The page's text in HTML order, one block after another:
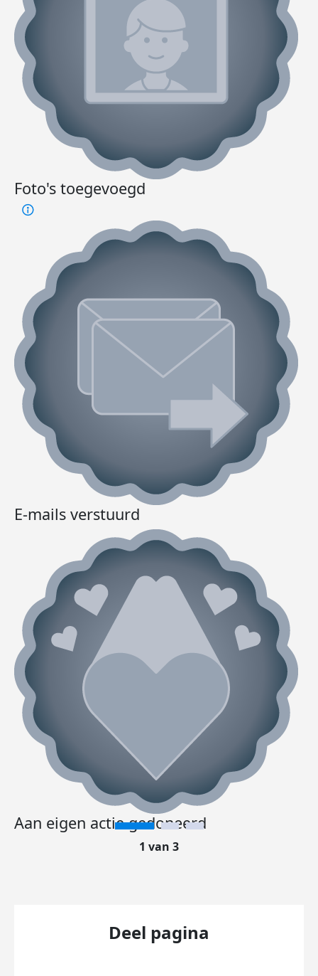
Foto's toegevoegd
E-mails verstuurd
Aan eigen actie gedoneerd
1 van 3
Deel pagina